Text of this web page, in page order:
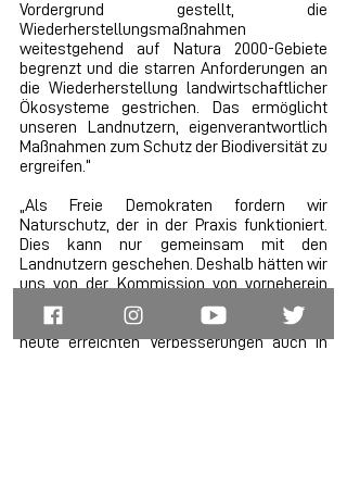
Vordergrund gestellt, die
Wiederherstellungsmaßnahmen
weitestgehend auf Natura 2000-Gebiete
begrenzt und die starren Anforderungen an
die Wiederherstellung landwirtschaftlicher
Ökosysteme gestrichen. Das ermöglicht
unseren Landnutzern, eigenverantwortlich
Maßnahmen zum Schutz der Biodiversität zu
ergreifen.“
„Als Freie Demokraten fordern wir
Naturschutz, der in der Praxis funktioniert.
Dies kann nur gemeinsam mit den
Landnutzern geschehen. Deshalb hätten wir
uns von der Kommission von vorneherein
einen praktikableren Gesetzesentwurf zum
Schutz der Natur gewünscht. Jetzt gilt es die
heute erreichten Verbesserungen auch in